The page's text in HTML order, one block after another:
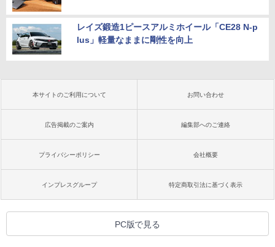
レイズ鍛造1ピースアルミホイール「CE28 N-p
lus」軽量なままに剛性を向上
本サイトのご利用について お問い合わせ
広告掲載のご案内 編集部へのご連絡
プライバシーポリシー 会社概要
インプレスグループ 特定商取引法に基づく表示
PC版で見る